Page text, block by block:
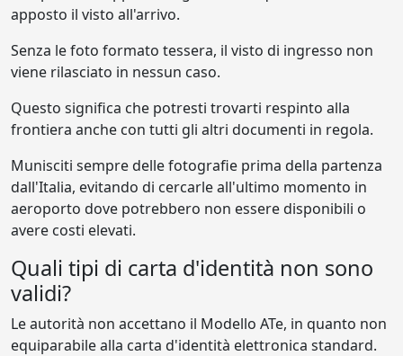
apposto il visto all'arrivo.
Senza le foto formato tessera, il visto di ingresso non
viene rilasciato in nessun caso.
Questo significa che potresti trovarti respinto alla
frontiera anche con tutti gli altri documenti in regola.
Munisciti sempre delle fotografie prima della partenza
dall'Italia, evitando di cercarle all'ultimo momento in
aeroporto dove potrebbero non essere disponibili o
avere costi elevati.
Quali tipi di carta d'identità non sono
validi?
Le autorità non accettano il Modello ATe, in quanto non
equiparabile alla carta d'identità elettronica standard.